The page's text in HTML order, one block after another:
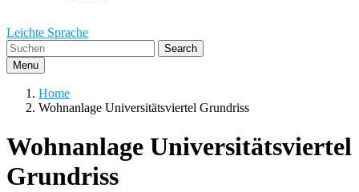
Leichte Sprache
Search
Menu
Home
Wohnanlage Universitätsviertel Grundriss
Wohnanlage Universitätsviertel
Grundriss